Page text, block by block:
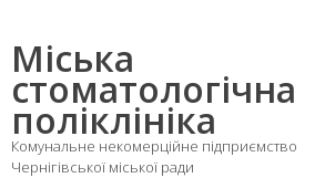
content
Міська
стоматологічна
поліклініка
Комунальне некомерційне підприємство
Чернігівської міської ради